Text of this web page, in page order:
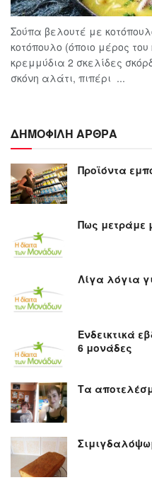
Σούπα βελουτέ με
κοτόπουλο (όποιο μέρος
κρεμμύδια 2 σκελίδες
σκόνη αλάτι, πιπέρι ...
ΔΗΜΟΦΙΛΗ ΑΡΘΡΑ
Προϊόντα
Πως μετράμε
Λίγα λόγια
Ενδεικτικά
6 μονάδες
Τα